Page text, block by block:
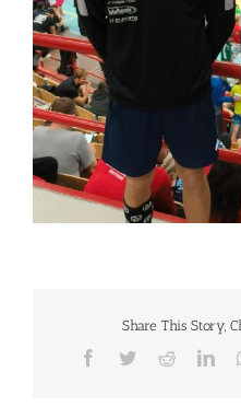
Share This Story,
Facebook
TwitterReddit